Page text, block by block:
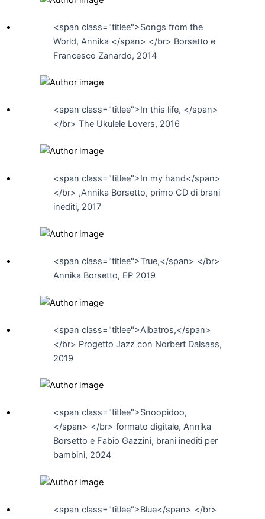
<span class="titlee">Songs from the
World, Annika </span> </br> Borsetto e
Francesco Zanardo, 2014
<span class="titlee">In this life, </span>
</br> The Ukulele Lovers, 2016
<span class="titlee">In my hand</span>
</br> ,Annika Borsetto, primo CD di brani
inediti, 2017
<span class="titlee">True,</span> </br>
Annika Borsetto, EP 2019
<span class="titlee">Albatros,</span>
</br> Progetto Jazz con Norbert Dalsass,
2019
<span class="titlee">Snoopidoo,
</span> </br> formato digitale, Annika
Borsetto e Fabio Gazzini, brani inediti per
bambini, 2024
<span class="titlee">Blue</span> </br>